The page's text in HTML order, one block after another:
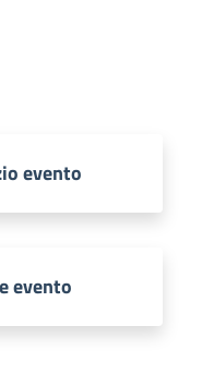
evento
evento